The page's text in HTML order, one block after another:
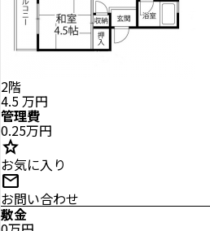
2階
4.5万円
管理費
0.25万円
star
お気に入り
mail
お問い合わせ
敷金